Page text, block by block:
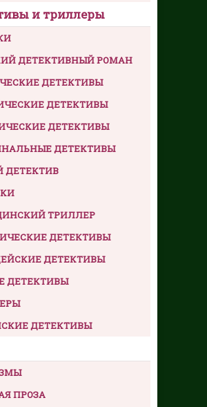
и триллеры
ДЕТЕКТИВНЫЙ РОМАН
ДЕТЕКТИВЫ
ДЕТЕКТИВЫ
ДЕТЕКТИВЫ
ДЕТЕКТИВЫ
ДЕТЕКТИВ
ТРИЛЛЕР
ДЕТЕКТИВЫ
ДЕТЕКТИВЫ
ДЕТЕКТИВЫ
ДЕТЕКТИВЫ
ПРОЗА